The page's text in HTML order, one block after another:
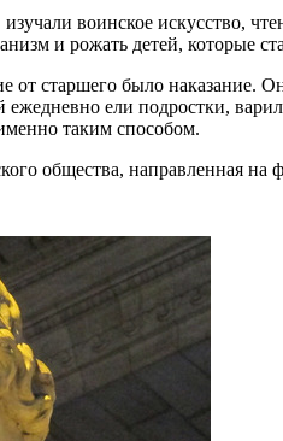
воинское искусство,
и рожать детей, которые
от старшего было
ежедневно ели подростки,
таким способом.
общества, направленная